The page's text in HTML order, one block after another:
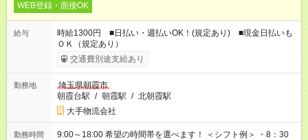
WEB登録・面接OK
給与
時給1300円 ■日払い・週払いOK！(規定あり) ■現金日払いも
ＯＫ（規定あり）
交通費別途支給あり
勤務地
埼玉県朝霞市
朝霞台駅 / 朝霞駅 / 北朝霞駅
大手物流会社
勤務時間
9:00～18:00 希望の時間帯を選べます！ ＜シフト例＞ ・8：30